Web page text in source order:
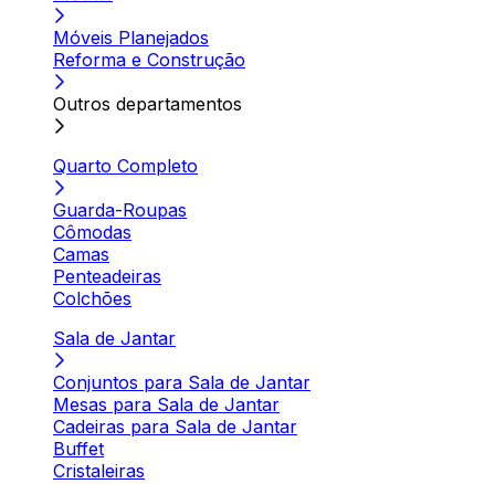
Móveis Planejados
Reforma e Construção
Outros departamentos
Quarto Completo
Guarda-Roupas
Cômodas
Camas
Penteadeiras
Colchões
Sala de Jantar
Conjuntos para Sala de Jantar
Mesas para Sala de Jantar
Cadeiras para Sala de Jantar
Buffet
Cristaleiras